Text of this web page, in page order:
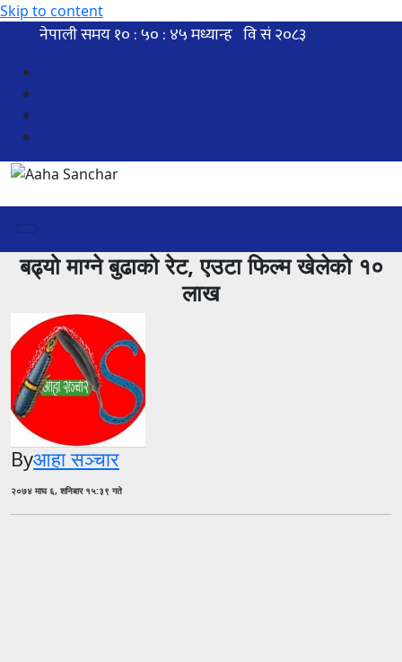
Skip to content
बढ्यो माग्ने बुढाको रेट, एउटा फिल्म खेलेको १०
लाख
Byआहा सञ्चार
२०७४ माघ ६, शनिबार १५:३९ गते